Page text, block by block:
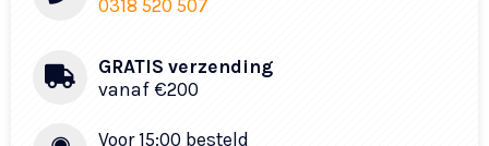
0318 520 507
GRATIS verzending
vanaf €200​
Voor 15:00 besteld